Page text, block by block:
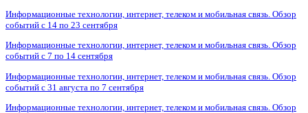
Информационные технологии, интернет, телеком и мобильная связь. Обзор
событий с 14 по 23 сентября
Информационные технологии, интернет, телеком и мобильная связь. Обзор
событий с 7 по 14 сентября
Информационные технологии, интернет, телеком и мобильная связь. Обзор
событий с 31 августа по 7 сентября
Информационные технологии, интернет, телеком и мобильная связь. Обзор